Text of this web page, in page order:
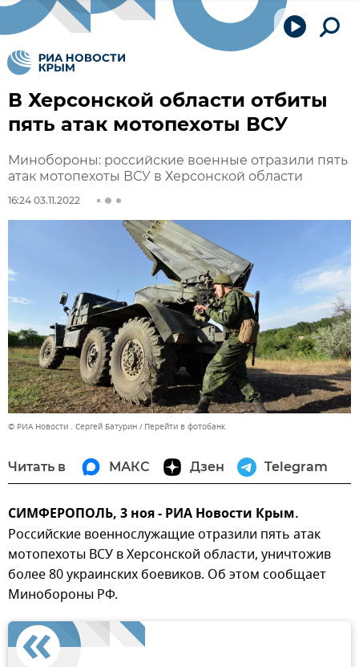
В Херсонской области отбиты
пять атак мотопехоты ВСУ
Минобороны: российские военные отразили пять
атак мотопехоты ВСУ в Херсонской области
16:24 03.11.2022
© РИА Новости . Сергей Батурин Перейти в фотобанк
Читать в МАКС Дзен Telegram
СИМФЕРОПОЛЬ, 3 ноя - РИА Новости Крым.
Российские военнослужащие отразили пять атак
мотопехоты ВСУ в Херсонской области, уничтожив
более 80 украинских боевиков. Об этом сообщает
Минобороны РФ.